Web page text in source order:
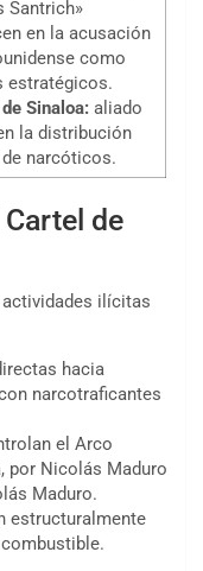
Santrich»
en la acusación
como
estratégicos.
Sinaloa: aliado
la distribución
narcóticos.
de
ilícitas
hacia
narcotraficantes
el Arco
por Nicolás Maduro
Maduro.
estructuralmente